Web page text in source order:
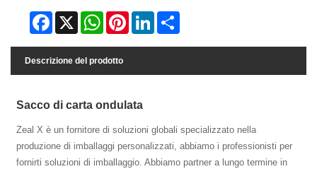
Facebook
X WhatsAppPinterestLinkedIn
Descrizione del prodotto
Sacco di carta ondulata
Zeal X è un fornitore di soluzioni globali specializzato nella
produzione di imballaggi personalizzati, abbiamo i professionisti per
fornirti soluzioni di imballaggio. Abbiamo partner a lungo termine in